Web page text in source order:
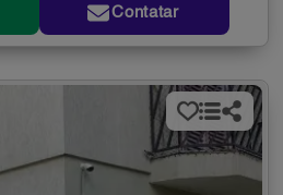
Contatar